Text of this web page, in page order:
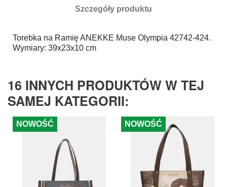
Szczegóły produktu
Torebka na RamięANEKKE Muse Olympia 42742-424.
Wymiary: 39x23x10 cm
16 INNYCH PRODUKTÓW W TEJ
SAMEJ KATEGORII:
NOWOŚĆ NOWOŚĆ